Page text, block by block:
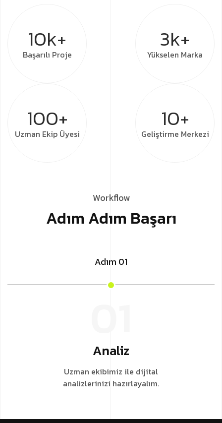
10k+
Başarılı Proje
3k+
Yükselen Marka
100+
Uzman Ekip Üyesi
10+
Geliştirme Merkezi
Workflow
Adım Adım Başarı
Adım 01
Analiz
Uzman ekibimiz ile dijital
analizlerinizi hazırlayalım.